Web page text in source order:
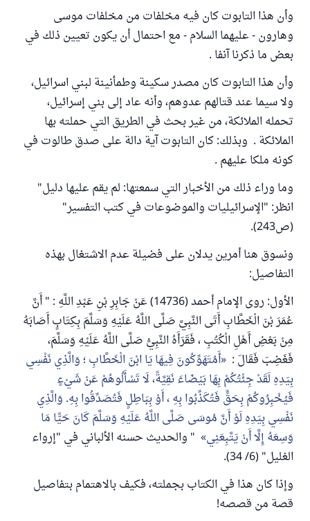
وأن هذا التابوت كان فيه مخلفات من مخلفات موسى
وهارون - عليهما السلام - مع احتمال أن يكون تعيين ذلك في
بعض ما ذكرنا آنفا .
وأن هذا التابوت كان مصدر سكينة وطمأنينة لبني اسرائيل،
ولا سيما عند قتالهم عدوهم، وأنه عاد إلى بني إسرائيل،
تحمله الملائكة، من غير بحث في الطريق التي حملته بها
الملائكة . وبذلك: كان التابوت آية دالة على صدق طالوت في
كونه ملكا عليهم .
وما وراء ذلك من الأخبار التي سمعتها: لم يقم عليها دليل"
انظر: "الإسرائيليات والموضوعات في كتب التفسير"
(ص243).
ونسوق هنا أمرين يدلان على فضيلة عدم الاشتغال بهذه
التفاصيل:
الأول: روى الإمام أحمد (14736) عَنْ جَابِرِ بْنِ عَبْدِ اللَّهِ : " أَنَّ
عُمَرَ بْنَ الْخَطَّابِ أَتَى النَّبِيَّ صَلَّى اللَّهُ عَلَيْهِ وَسَلَّمَ بِكِتَابٍ أَصَابَهُ
مِنْ بَعْضِ أَهْلِ الْكُتُبِ ، فَقَرَأَهُ النَّبِيُّ صَلَّى اللَّهُ عَلَيْهِ وَسَلَّمَ،
فَغَضِبَ فَقَالَ : أَمُتَهَوِّكُونَ فِيهَا يَا ابْنَ الْخَطَّابِ ؛ وَالَّذِي نَفْسِي
بِيَدِهِ لَقَدْ جِئْتُكُمْ بِهَا بَيْضَاءَ نَقِيَّةً، لَا تَسْأَلُوهُمْ عَنْ شَيْءٍ
فَيُخْبِرُوكُمْ بِحَقٍّ فَتُكَذِّبُوا بِهِ ، أَوْ بِبَاطِلٍ فَتُصَدِّقُوا بِهِ. وَالَّذِي
نَفْسِي بِيَدِهِ لَوْ أَنَّ مُوسَى صَلَّى اللَّهُ عَلَيْهِ وَسَلَّمَ كَانَ حَيًّا مَا
وَسِعَهُ إِلَّا أَنْ يَتَّبِعَنِي " والحديث حسنه الألباني في "إرواء
الغليل" (6/ 34).
وإذا كان هذا في الكتاب بجملته، فكيف بالاهتمام بتفاصيل
قصة من قصصه!